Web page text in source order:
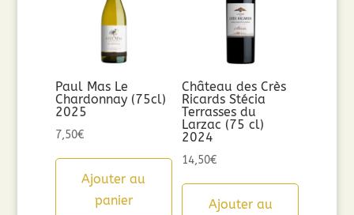
Paul Mas Le
Chardonnay (75cl)
2025
7,50€
Ajouter au
panier
Château des Crès
Ricards Stécia
Terrasses du
Larzac (75 cl)
2024
14,50€
Ajouter au